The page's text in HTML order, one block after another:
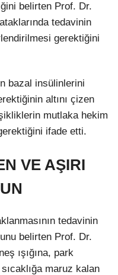
belirten Prof. Dr.
tedavinin
gerektiğini
bazal insülinlerini
altını çizen
mutlaka hekim
ifade etti.
VE AŞIRI
tedavinin
belirten Prof. Dr.
ışığına, park
maruz kalan